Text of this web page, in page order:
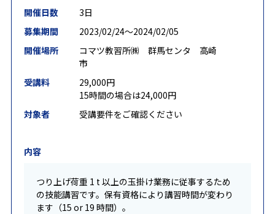
開催日数
3日
募集期間
2023/02/24〜2024/02/05
開催場所
コマツ教習所㈱ 群馬センタ 高崎
市
受講料
29,000円
15時間の場合は24,000円
対象者
受講要件をご確認ください
内容
つり上げ荷重 1 t 以上の玉掛け業務に従事するため
の技能講習です。保有資格により講習時間が変わり
ます（15 or 19 時間）。